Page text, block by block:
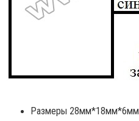
Размеры 28мм*18мм*6мм